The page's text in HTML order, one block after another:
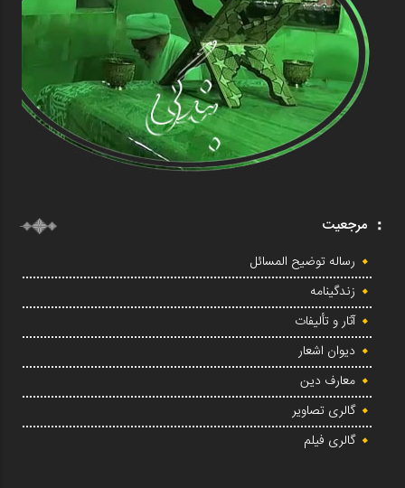
مرجعیت
رساله توضیح المسائل
زندگینامه
آثار و تألیفات
دیوان اشعار
معارف دین
گالری تصاویر
گالری فیلم